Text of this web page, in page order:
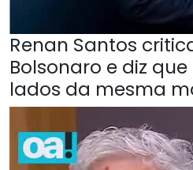
Renan Santos
Bolsonaro e diz
lados da mesma